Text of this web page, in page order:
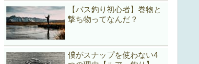
【バス釣り初心者】巻物と
撃ち物ってなんだ？
僕がスナップを使わない4